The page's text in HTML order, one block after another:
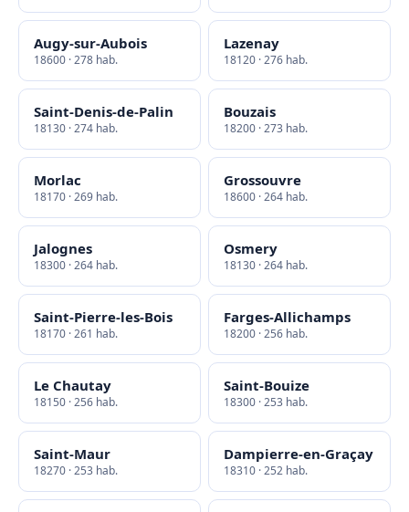
Augy-sur-Aubois
18600 · 278 hab.
Lazenay
18120 · 276 hab.
Saint-Denis-de-Palin
18130 · 274 hab.
Bouzais
18200 · 273 hab.
Morlac
18170 · 269 hab.
Grossouvre
18600 · 264 hab.
Jalognes
18300 · 264 hab.
Osmery
18130 · 264 hab.
Saint-Pierre-les-Bois
18170 · 261 hab.
Farges-Allichamps
18200 · 256 hab.
Le Chautay
18150 · 256 hab.
Saint-Bouize
18300 · 253 hab.
Saint-Maur
18270 · 253 hab.
Dampierre-en-Graçay
18310 · 252 hab.